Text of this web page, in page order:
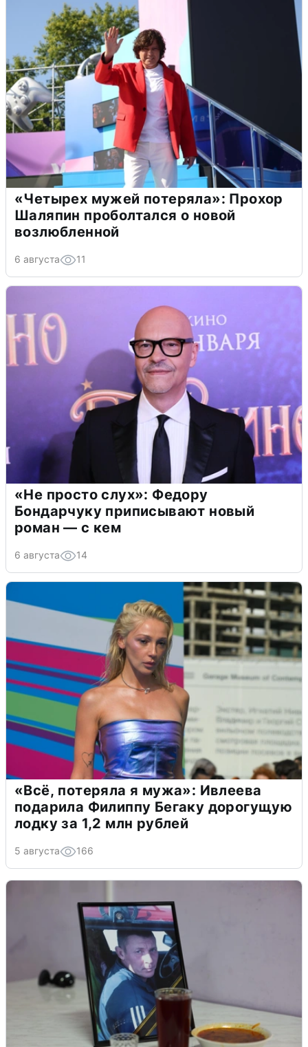
«Четырех мужей потеряла»: Прохор
Шаляпин проболтался о новой
возлюбленной
6 августа 11
«Не просто слух»: Федору
Бондарчуку приписывают новый
роман — с кем
6 августа 14
«Всё, потеряла я мужа»: Ивлеева
подарила Филиппу Бегаку дорогущую
лодку за 1,2 млн рублей
5 августа 166